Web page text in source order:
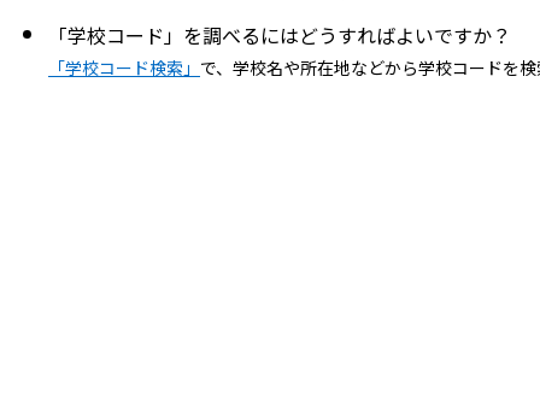
「学校コード」を調べるにはどうすればよいですか？
「学校コード検索」 で、学校名や所在地などから学校コードを